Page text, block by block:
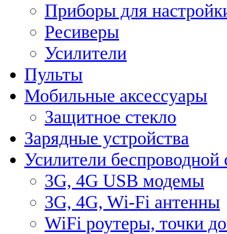
Приборы для
Ресиверы
Усилители
Пульты
Мобильные аксессуары
Защитное стекло
Зарядные устройства
Усилители беспроводной
3G, 4G USB модемы
3G, 4G, Wi-Fi антенны
WiFi роутеры, точки